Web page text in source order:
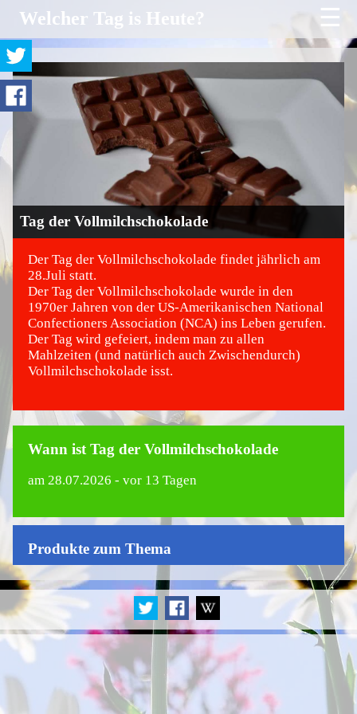
Welcher Tag is Heute? ☰
Tag der Vollmilchschokolade
©
Der Tag der Vollmilchschokolade findet jährlich am
28.Juli statt.
Der Tag der Vollmilchschokolade wurde in den
1970er Jahren von der US-Amerikanischen National
Confectioners Association (NCA) ins Leben gerufen.
Der Tag wird gefeiert, indem man zu allen
Mahlzeiten (und natürlich auch Zwischendurch)
Vollmilchschokolade isst.
Wann ist Tag der Vollmilchschokolade
am 28.07.2026 - vor 13 Tagen
Produkte zum Thema